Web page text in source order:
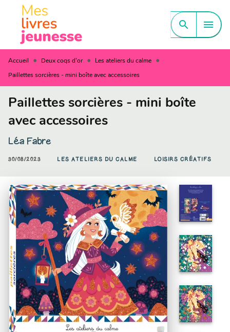
MENU CONTENU
PIED DE PAGE
search menu
Accueil • Deux coqs d'or • Les ateliers du calme •
Paillettes sorcières - mini boîte avec accessoires
Paillettes sorcières - mini boîte
avec accessoires
Léa Fabre
30/08/2023 LES ATELIERS DU CALME LOISIRS CRÉATIFS